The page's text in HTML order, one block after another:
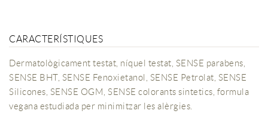
CARACTERÍSTIQUES
Dermatològicament testat, níquel testat, SENSE parabens,
SENSE BHT, SENSE Fenoxietanol, SENSE Petrolat, SENSE
Silicones, SENSE OGM, SENSE colorants sintetics, formula
vegana estudiada per minimitzar les alèrgies.